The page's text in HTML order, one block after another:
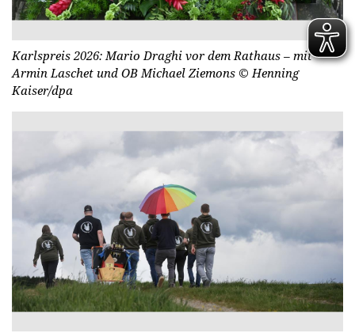
Karlspreis 2026: Mario Draghi vor dem Rathaus – mit
Armin Laschet und OB Michael Ziemons © Henning
Kaiser/dpa